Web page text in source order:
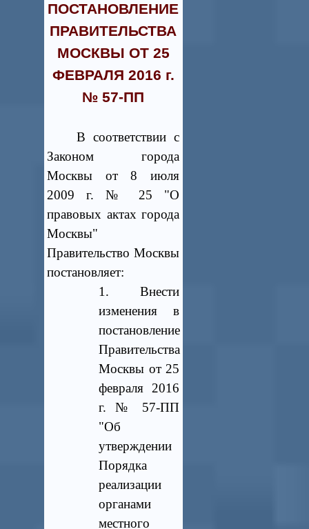
ПОСТАНОВЛЕНИЕ
ПРАВИТЕЛЬСТВА
МОСКВЫ ОТ 25
ФЕВРАЛЯ 2016 г.
№ 57-ПП
В соответствии с
Законом города
Москвы от 8 июля
2009 г. № 25 "О
правовых актах города
Москвы"
Правительство Москвы
постановляет:
1. Внести
изменения в
постановление
Правительства
Москвы от 25
февраля 2016
г. № 57-ПП
"Об
утверждении
Порядка
реализации
органами
местного